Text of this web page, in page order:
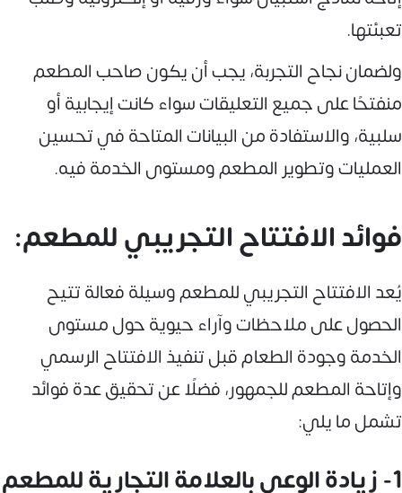
تعبئتها.
ولضمان نجاح التجربة، يجب أن يكون صاحب المطعم
منفتحًا على جميع التعليقات سواء كانت إيجابية أو
سلبية، والاستفادة من البيانات المتاحة في تحسين
العمليات وتطوير المطعم ومستوى الخدمة فيه.
فوائد الافتتاح التجريبي للمطعم:
يُعد الافتتاح التجريبي للمطعم وسيلة فعالة تتيح
الحصول على ملاحظات وآراء حيوية حول مستوى
الخدمة وجودة الطعام قبل تنفيذ الافتتاح الرسمي
وإتاحة المطعم للجمهور، فضلًا عن تحقيق عدة فوائد
تشمل ما يلي:
1- زيادة الوعي بالعلامة التجارية للمطعم